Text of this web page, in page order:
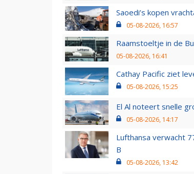
Saoedi’s kopen
05-08-2026, 16:57
Raamstoeltje in de
05-08-2026, 16:41
Cathay Pacific ziet
05-08-2026, 15:25
El Al noteert snelle
05-08-2026, 14:17
Lufthansa verwacht
B
05-08-2026, 13:42